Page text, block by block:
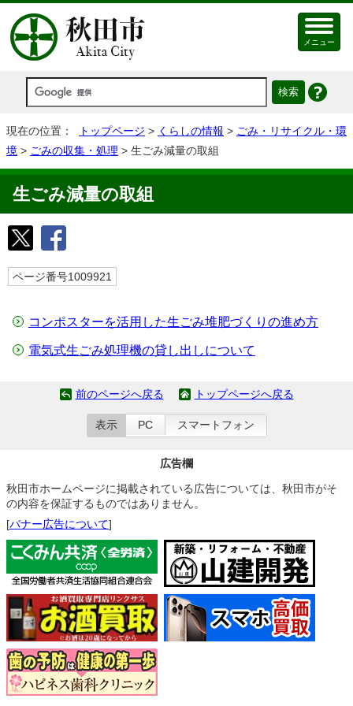
メニュー
現在の位置： トップページ > くらしの情報 > ごみ・リサイクル・環
境 > ごみの収集・処理 > 生ごみ減量の取組
生ごみ減量の取組
ページ番号1009921
コンポスターを活用した生ごみ堆肥づくりの進め方
電気式生ごみ処理機の貸し出しについて
前のページへ戻る トップページへ戻る
表示 PC スマートフォン
広告欄
秋田市ホームページに掲載されている広告については、秋田市がそ
の内容を保証するものではありません。
[バナー広告について]